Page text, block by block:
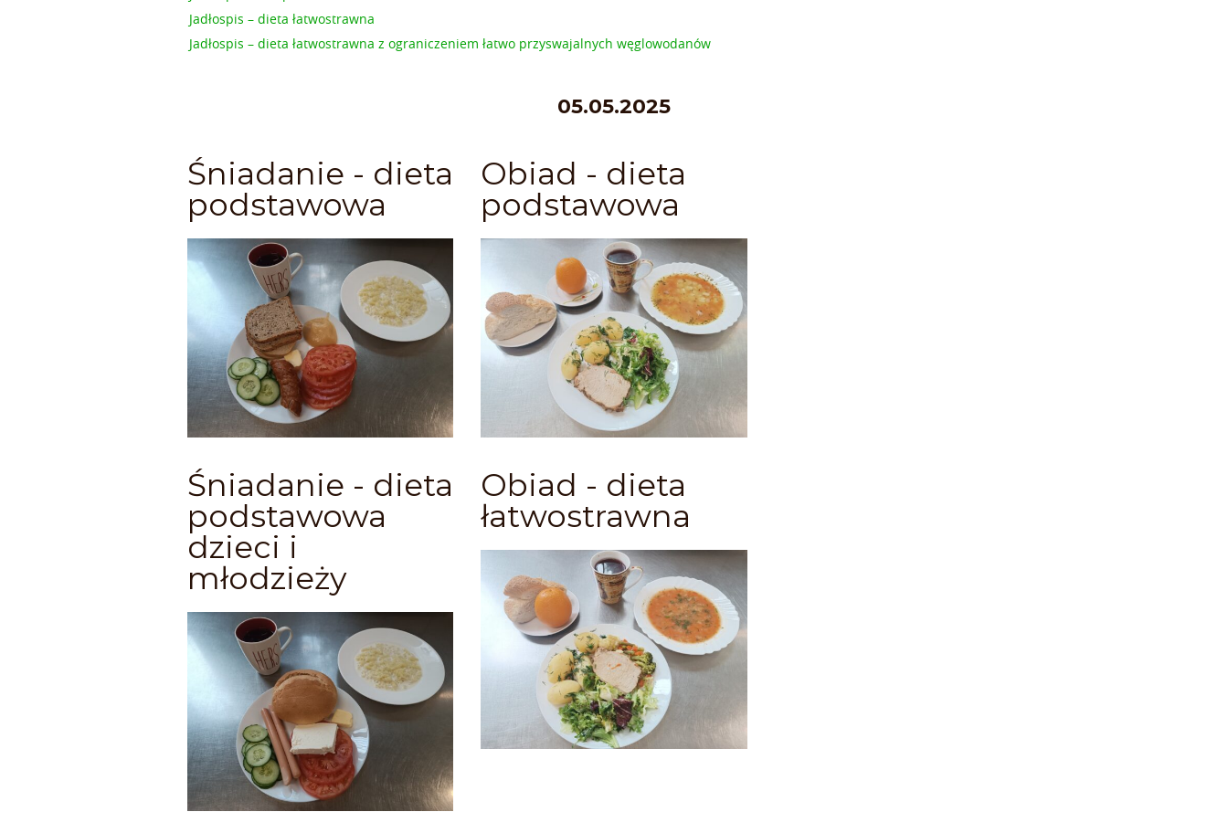
Jadłospis – dieta łatwostrawna
Jadłospis – dieta łatwostrawna z ograniczeniem łatwo przyswajalnych węglowodanów
05.05.2025
Śniadanie - dieta
podstawowa
Śniadanie - dieta
podstawowa
dzieci i
młodzieży
Obiad - dieta
podstawowa
Obiad - dieta
łatwostrawna